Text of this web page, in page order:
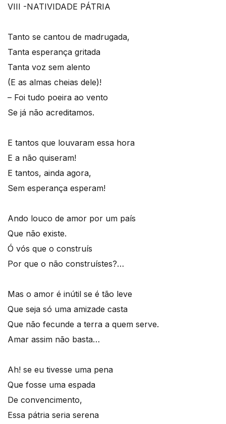
VIII -NATIVIDADE PÁTRIA
Tanto se cantou de madrugada,
Tanta esperança gritada
Tanta voz sem alento
(E as almas cheias dele)!
– Foi tudo poeira ao vento
Se já não acreditamos.
E tantos que louvaram essa hora
E a não quiseram!
E tantos, ainda agora,
Sem esperança esperam!
Ando louco de amor por um país
Que não existe.
Ó vós que o construís
Por que o não construístes?…
Mas o amor é inútil se é tão leve
Que seja só uma amizade casta
Que não fecunde a terra a quem serve.
Amar assim não basta…
Ah! se eu tivesse uma pena
Que fosse uma espada
De convencimento,
Essa pátria seria serena